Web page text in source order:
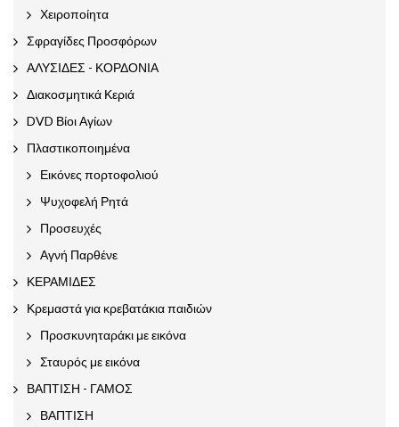
Χειροποίητα
Σφραγίδες Προσφόρων
ΑΛΥΣΙΔΕΣ - ΚΟΡΔΟΝΙΑ
Διακοσμητικά Κεριά
DVD Βίοι Αγίων
Πλαστικοποιημένα
Εικόνες πορτοφολιού
Ψυχοφελή Ρητά
Προσευχές
Αγνή Παρθένε
ΚΕΡΑΜΙΔΕΣ
Κρεμαστά για κρεβατάκια παιδιών
Προσκυνηταράκι με εικόνα
Σταυρός με εικόνα
ΒΑΠΤΙΣΗ - ΓΑΜΟΣ
ΒΑΠΤΙΣΗ